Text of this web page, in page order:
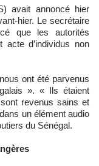
hier. Le secrétaire
que les autorités
d’individus non
ont été parvenus
». « Ils étaient
revenus sains et
un élément audio
du Sénégal.